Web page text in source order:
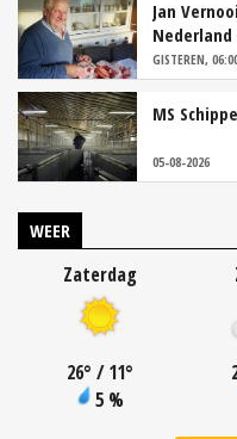
Jan
Nederland
GISTEREN,
MS
05-08-2026
WEER
Zaterdag
26° / 11°
5 %